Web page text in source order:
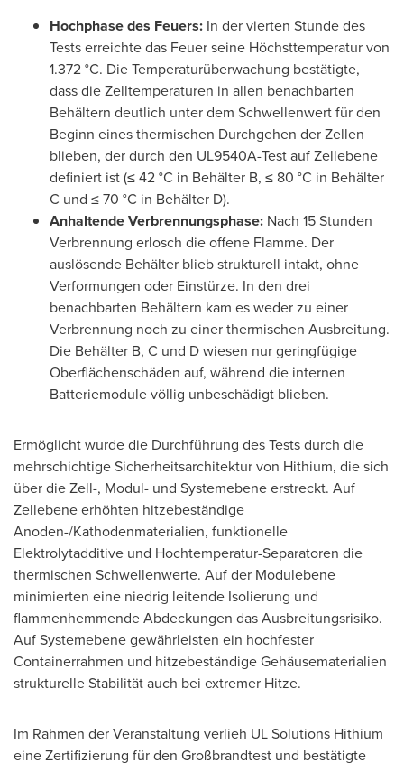
Hochphase des Feuers: In der vierten Stunde des
Tests erreichte das Feuer seine Höchsttemperatur von
1.372 °C. Die Temperaturüberwachung bestätigte,
dass die Zelltemperaturen in allen benachbarten
Behältern deutlich unter dem Schwellenwert für den
Beginn eines thermischen Durchgehen der Zellen
blieben, der durch den UL9540A-Test auf Zellebene
definiert ist (≤ 42 °C in Behälter B, ≤ 80 °C in Behälter
C und ≤ 70 °C in Behälter D).
Anhaltende Verbrennungsphase: Nach 15 Stunden
Verbrennung erlosch die offene Flamme. Der
auslösende Behälter blieb strukturell intakt, ohne
Verformungen oder Einstürze. In den drei
benachbarten Behältern kam es weder zu einer
Verbrennung noch zu einer thermischen Ausbreitung.
Die Behälter B, C und D wiesen nur geringfügige
Oberflächenschäden auf, während die internen
Batteriemodule völlig unbeschädigt blieben.
Ermöglicht wurde die Durchführung des Tests durch die
mehrschichtige Sicherheitsarchitektur von Hithium, die sich
über die Zell-, Modul- und Systemebene erstreckt. Auf
Zellebene erhöhten hitzebeständige
Anoden-/Kathodenmaterialien, funktionelle
Elektrolytadditive und Hochtemperatur-Separatoren die
thermischen Schwellenwerte. Auf der Modulebene
minimierten eine niedrig leitende Isolierung und
flammenhemmende Abdeckungen das Ausbreitungsrisiko.
Auf Systemebene gewährleisten ein hochfester
Containerrahmen und hitzebeständige Gehäusematerialien
strukturelle Stabilität auch bei extremer Hitze.
Im Rahmen der Veranstaltung verlieh UL Solutions Hithium
eine Zertifizierung für den Großbrandtest und bestätigte